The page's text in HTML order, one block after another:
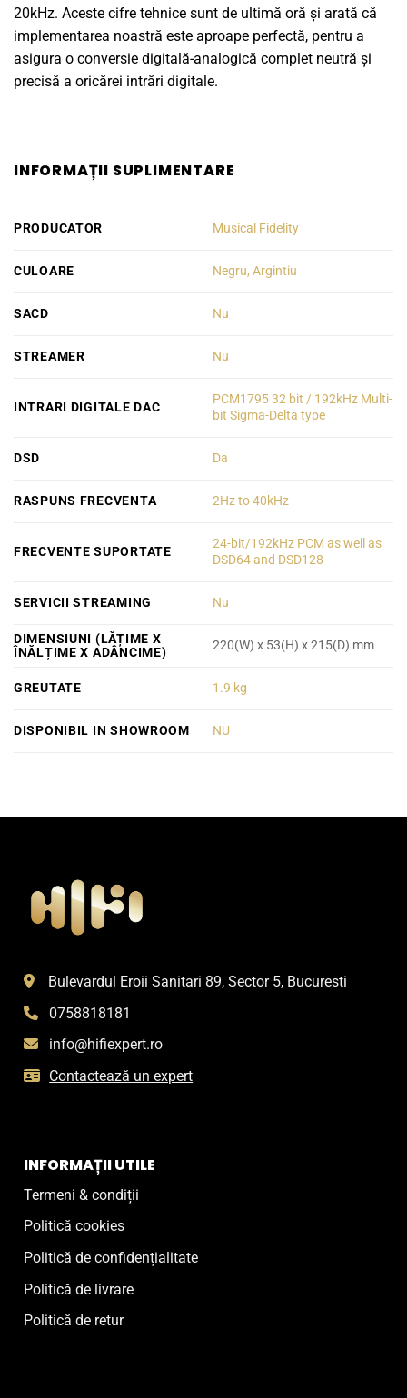
20kHz. Aceste cifre tehnice sunt de ultimă oră și arată că
implementarea noastră este aproape perfectă, pentru a
asigura o conversie digitală-analogică complet neutră și
precisă a oricărei intrări digitale.
INFORMAȚII SUPLIMENTARE
PRODUCATOR Musical Fidelity
CULOARE Negru, Argintiu
SACD Nu
STREAMER Nu
INTRARI DIGITALE DAC
PCM1795 32 bit / 192kHz Multi-
bit Sigma-Delta type
DSD Da
RASPUNS FRECVENTA 2Hz to 40kHz
FRECVENTE SUPORTATE
24-bit/192kHz PCM as well as
DSD64 and DSD128
SERVICII STREAMING Nu
DIMENSIUNI (LĂȚIME X
ÎNĂLȚIME X ADÂNCIME)
220(W) x 53(H) x 215(D) mm
GREUTATE 1.9 kg
DISPONIBIL IN SHOWROOM NU
Bulevardul Eroii Sanitari 89, Sector 5, Bucuresti
0758818181
info@hifiexpert.ro
Contactează un expert
INFORMAȚII UTILE
Termeni & condiții
Politică cookies
Politică de confidențialitate
Politică de livrare
Politică de retur